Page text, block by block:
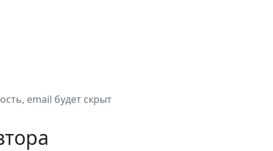
email будет скрыт